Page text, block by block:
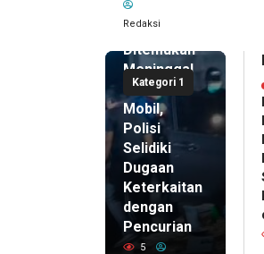
Redaksi
Kategori 1
Royal
Phone
Ditemukan
Meninggal
di Dalam
Mobil,
Polisi
Selidiki
Dugaan
Keterkaitan
dengan
Pencurian
5